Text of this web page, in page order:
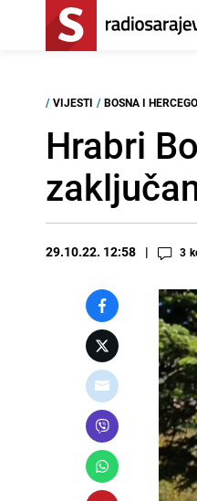
/ VIJESTI / BOSNA I
Hrabri
29.10.22. 12:58 3